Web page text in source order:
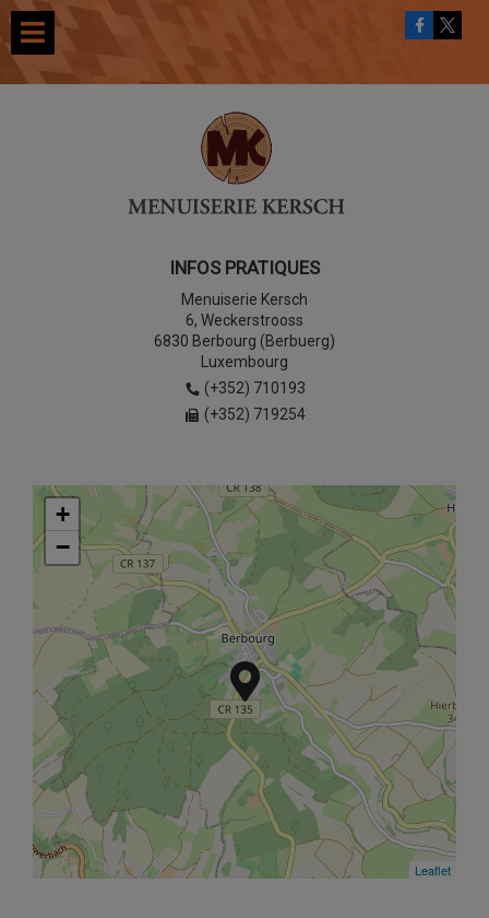
INFOS PRATIQUES
Menuiserie Kersch
6, Weckerstrooss
6830 Berbourg (Berbuerg)
Luxembourg
(+352) 710193
(+352) 719254
+
−
Leaflet
+
−
Leaflet